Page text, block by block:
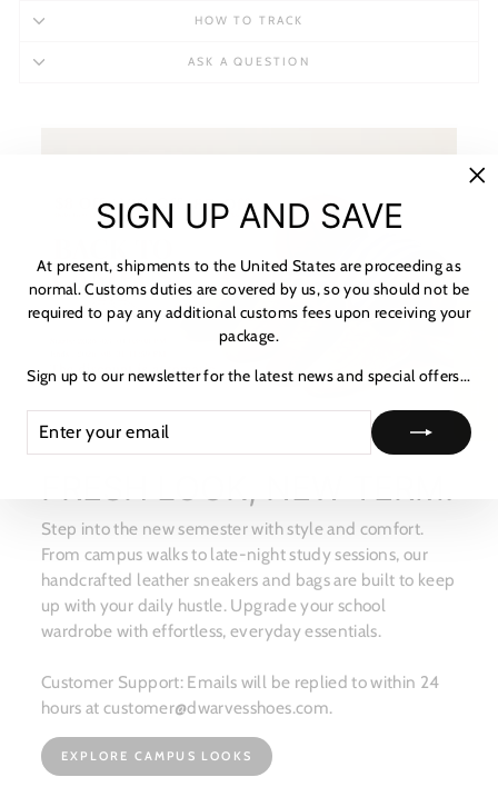
HOW TO TRACK
ASK A QUESTION
FRESH LOOK, NEW TERM.
Step into the new semester with style and comfort.
From campus walks to late-night study sessions, our
handcrafted leather sneakers and bags are built to keep
up with your daily hustle. Upgrade your school
wardrobe with effortless, everyday essentials.
Customer Support: Emails will be replied to within 24
hours at customer@dwarvesshoes.com.
EXPLORE CAMPUS LOOKS
SIGN UP AND SAVE
At present, shipments to the United States are proceeding as
normal. Customs duties are covered by us, so you should not be
required to pay any additional customs fees upon receiving your
package.
Sign up to our newsletter for the latest news and special offers...
YOUR
EMAIL
★ レビュー